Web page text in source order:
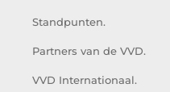
Standpunten.
Partners van de VVD.
VVD Internationaal.